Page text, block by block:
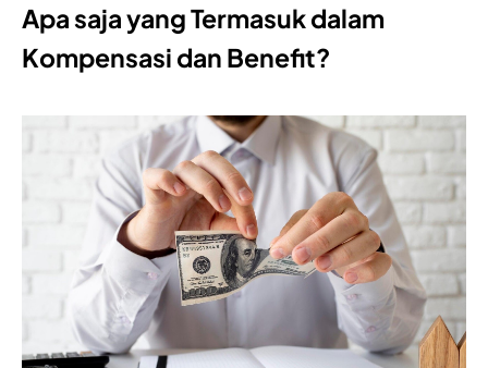
Apa saja yang Termasuk dalam
Kompensasi dan Benefit?